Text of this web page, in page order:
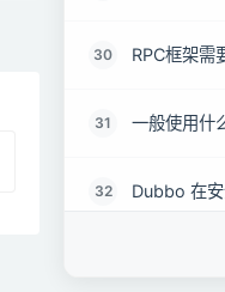
30 RPC框架需
31 一般使用什
32 Dubbo 在